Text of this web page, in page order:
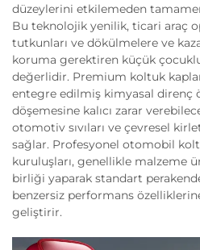
düzeylerini etkilemeden
Bu teknolojik yenilik, ticari araç
tutkunları ve dökülmelere ve
koruma gerektiren küçük
değerlidir. Premium koltuk
entegre edilmiş kimyasal direnç
döşemesine kalıcı zarar
otomotiv sıvıları ve çevresel
sağlar. Profesyonel otomobil
kuruluşları, genellikle malzeme
birliği yaparak standart
benzersiz performans
geliştirir.